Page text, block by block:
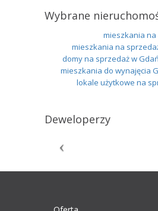
Wybrane
mieszkania
mieszkania na
domy na sprzedaż w
mieszkania do wynajęcia
lokale użytkowe na
Deweloperzy